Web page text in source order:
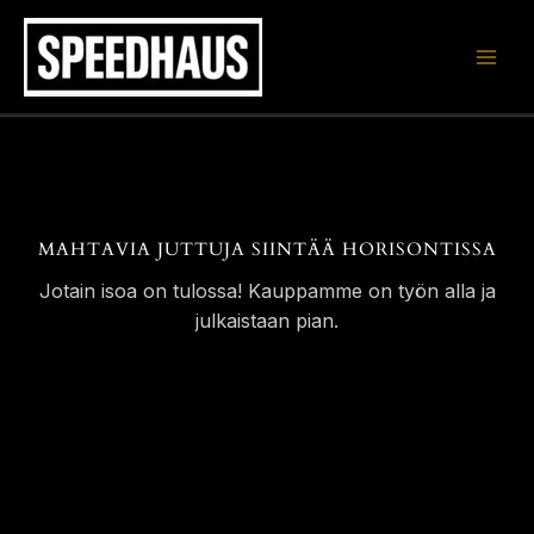
Siirry
sisältöön
MAHTAVIA JUTTUJA SIINTÄÄ HORISONTISSA
Jotain isoa on tulossa! Kauppamme on työn alla ja
julkaistaan pian.